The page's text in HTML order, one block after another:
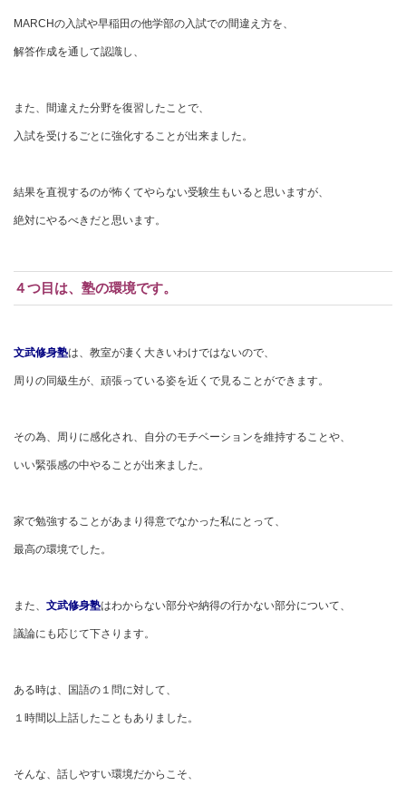
MARCHの入試や早稲田の他学部の入試での間違え方を、
解答作成を通して認識し、
また、間違えた分野を復習したことで、
入試を受けるごとに強化することが出来ました。
結果を直視するのが怖くてやらない受験生もいると思いますが、
絶対にやるべきだと思います。
４つ目は、塾の環境です。
文武修身塾は、教室が凄く大きいわけではないので、
周りの同級生が、頑張っている姿を近くで見ることができます。
その為、周りに感化され、自分のモチベーションを維持することや、
いい緊張感の中やることが出来ました。
家で勉強することがあまり得意でなかった私にとって、
最高の環境でした。
また、 文武修身塾はわからない部分や納得の行かない部分について、
議論にも応じて下さります。
ある時は、国語の１問に対して、
１時間以上話したこともありました。
そんな、話しやすい環境だからこそ、